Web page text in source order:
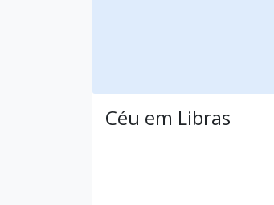
Céu em Libras